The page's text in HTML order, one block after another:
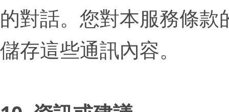
的對話。您對本服務條
儲存這些通訊內容。